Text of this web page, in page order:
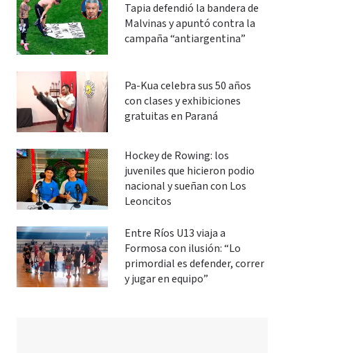
Tapia defendió la bandera de
Malvinas y apuntó contra la
campaña “antiargentina”
Pa-Kua celebra sus 50 años
con clases y exhibiciones
gratuitas en Paraná
Hockey de Rowing: los
juveniles que hicieron podio
nacional y sueñan con Los
Leoncitos
Entre Ríos U13 viaja a
Formosa con ilusión: “Lo
primordial es defender, correr
y jugar en equipo”